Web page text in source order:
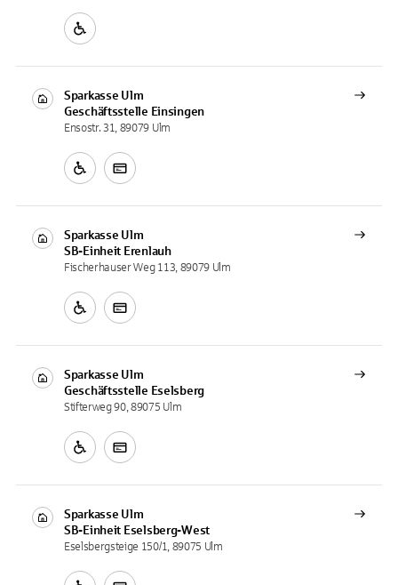
Sparkasse Ulm
Geschäftsstelle Einsingen
Ensostr. 31, 89079 Ulm
Sparkasse Ulm
SB-Einheit Erenlauh
Fischerhauser Weg 113, 89079 Ulm
Sparkasse Ulm
Geschäftsstelle Eselsberg
Stifterweg 90, 89075 Ulm
Sparkasse Ulm
SB-Einheit Eselsberg-West
Eselsbergsteige 150/1, 89075 Ulm